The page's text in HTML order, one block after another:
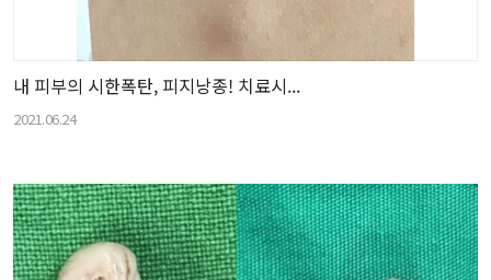
내 피부의 시한폭탄, 피지낭종! 치료시...
2021.06.24